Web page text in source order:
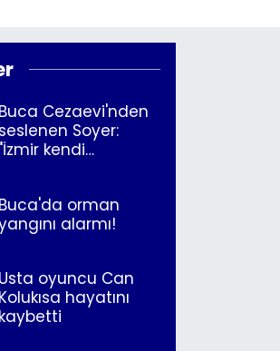
Buca Cezaevi'nden
seslenen Soyer:
"İzmir kendi
Buca'da orman
alarmı!
Usta oyuncu Can
Kolukısa hayatını
kaybetti